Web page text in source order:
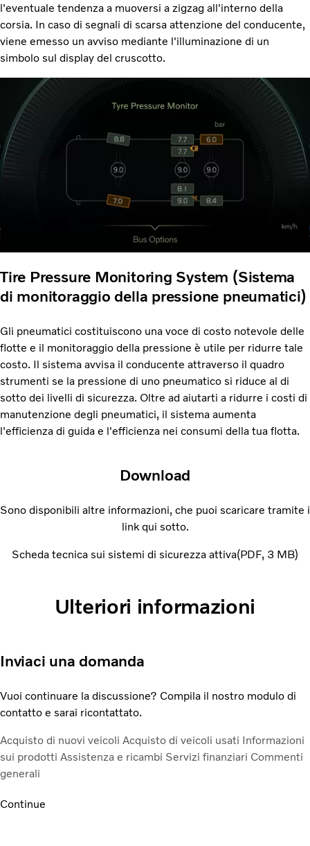
l'eventuale tendenza a muoversi a zigzag all'interno della
corsia. In caso di segnali di scarsa attenzione del conducente,
viene emesso un avviso mediante l'illuminazione di un
simbolo sul display del cruscotto.
Tire Pressure Monitoring System (Sistema
di monitoraggio della pressione pneumatici)
Gli pneumatici costituiscono una voce di costo notevole delle
flotte e il monitoraggio della pressione è utile per ridurre tale
costo. Il sistema avvisa il conducente attraverso il quadro
strumenti se la pressione di uno pneumatico si riduce al di
sotto dei livelli di sicurezza. Oltre ad aiutarti a ridurre i costi di
manutenzione degli pneumatici, il sistema aumenta
l'efficienza di guida e l'efficienza nei consumi della tua flotta.
Download
Sono disponibili altre informazioni, che puoi scaricare tramite i
link qui sotto.
Scheda tecnica sui sistemi di sicurezza attiva PDF 3 MB
Ulteriori informazioni
Inviaci una domanda
Vuoi continuare la discussione? Compila il nostro modulo di
contatto e sarai ricontattato.
Acquisto di nuovi veicoli Acquisto di veicoli usati Informazioni
sui prodotti Assistenza e ricambi Servizi finanziari Commenti
generali
Continue